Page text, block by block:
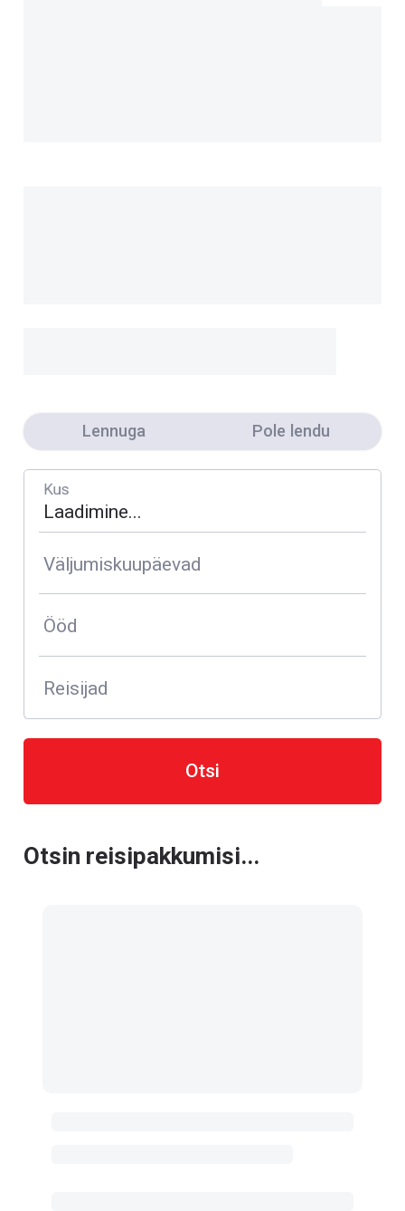
Lennuga Pole lendu
Kus
Väljumiskuupäevad
Ööd
Reisijad
Otsi
Otsin reisipakkumisi...